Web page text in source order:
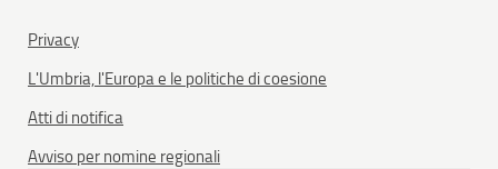
Privacy
L'Umbria, l'Europa e le politiche di coesione
Atti di notifica
Avviso per nomine regionali